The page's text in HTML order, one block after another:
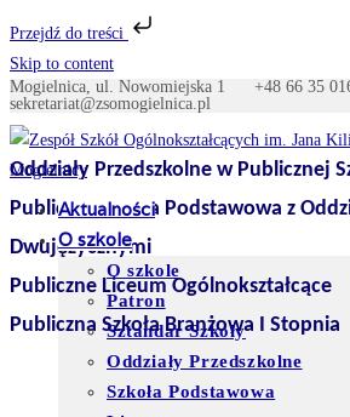
Przejdź do treści
Skip to content
Mogielnica, ul. Nowomiejska 1 +48 66 35
sekretariat@zsomogielnica.pl
Oddziały Przedszkolne w Publicznej
Publiczna Szkoła Podstawowa z
Dwujęzycznymi
Publiczne Liceum Ogólnokształcące
Publiczna Szkoła Branżowa I Stopnia
Aktualności
O szkole
O szkole
Patron
Sztandar Szkoły
Oddziały Przedszkolne
Szkoła Podstawowa